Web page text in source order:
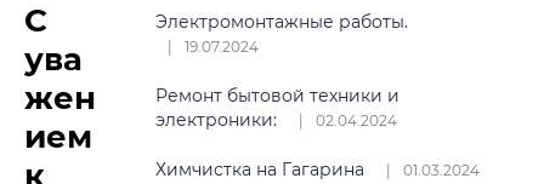
С
ува
жен
ием
к
Электромонтажные работы.
19.07.2024
Ремонт бытовой техники и
электроники:
02.04.2024
Химчистка на Гагарина 01.03.2024